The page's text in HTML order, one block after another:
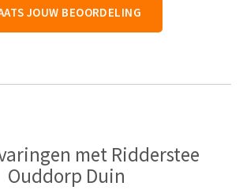
JOUW BEOORDELING
met Ridderstee
Ouddorp Duin